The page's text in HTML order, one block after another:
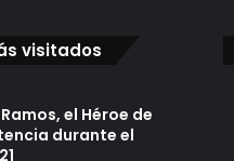
visitados
el Héroe de
durante el